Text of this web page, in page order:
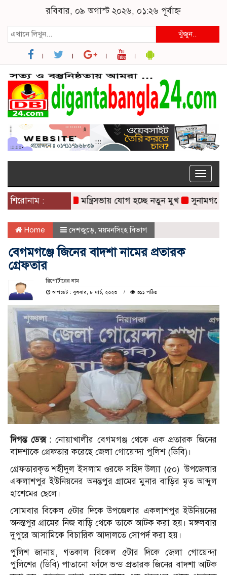
রবিবার, ০৯ অগাস্ট ২০২৬, ০১:২৬ পূর্বাহ্ন
খুঁজুন..
Toggle
শিরোনাম :
মন্ত্রিসভায় যোগ হচ্ছে নতুন মুখ সুনামগঞ্জে
Home দেশজুড়ে ,ময়মনসিংহ বিভাগ
বেগমগঞ্জে জিনের বাদশা নামের প্রতারক
গ্রেফতার
রিপোর্টারের নাম
আপডেট : বুধবার, ৮ মার্চ, ২০২৩
৩১১ পঠিত
দিগন্ত ডেক্স : নোয়াখালীর বেগমগঞ্জ থেকে এক প্রতারক জিনের
বাদশাকে গ্রেফতার করেছে জেলা গোয়েন্দা পুলিশ (ডিবি)।
গ্রেফতারকৃত শহীদুল ইসলাম ওরফে সহিদ উল্যা (৫০) উপজেলার
একলাশপুর ইউনিয়নের অনন্তপুর গ্রামের মুনার বাড়ির মৃত আব্দুল
হাশেমের ছেলে।
সোমবার বিকেল ৫টার দিকে উপজেলার একলাশপুর ইউনিয়নের
অনন্তপুর গ্রামের নিজ বাড়ি থেকে তাকে আটক করা হয়। মঙ্গলবার
দুপুরে আসামিকে বিচারিক আদালতে সোপর্দ করা হয়।
পুলিশ জানায়, গতকাল বিকেল ৫টার দিকে জেলা গোয়েন্দা
পুলিশের (ডিবি) পাতানো ফাঁদে ভন্ড প্রতারক জিনের বাদশা আটক